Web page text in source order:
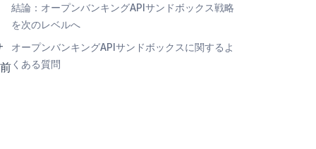
結論：オープンバンキングAPIサンドボックス戦略
を次のレベルへ
オープンバンキングAPIサンドボックスに関するよ
くある質問